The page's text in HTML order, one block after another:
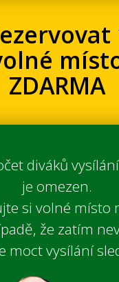
ZDARMA
diváků
je omezen.
si volné místo
že zatím
moct vysílání